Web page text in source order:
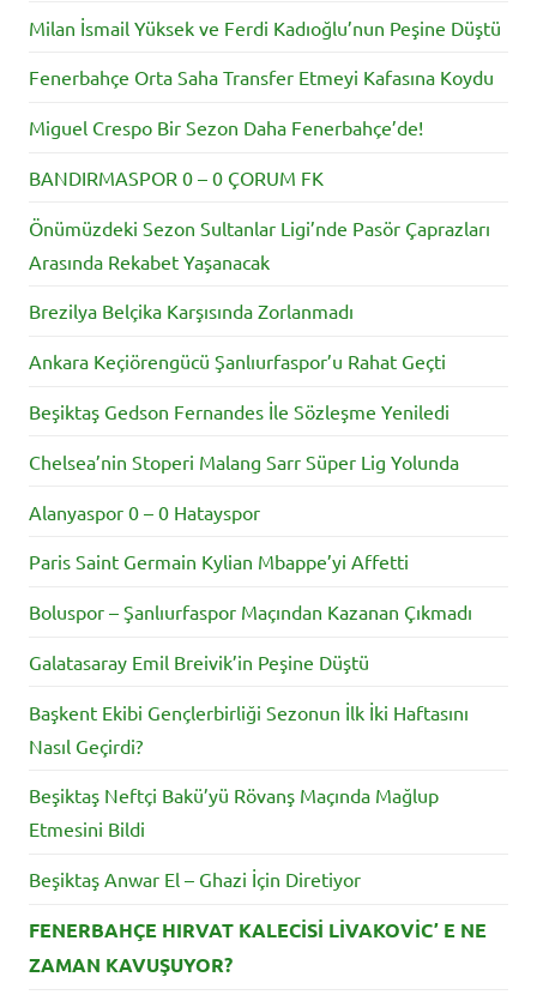
Milan İsmail Yüksek ve Ferdi Kadıoğlu’nun Peşine Düştü
Fenerbahçe Orta Saha Transfer Etmeyi Kafasına Koydu
Miguel Crespo Bir Sezon Daha Fenerbahçe’de!
BANDIRMASPOR 0 – 0 ÇORUM FK
Önümüzdeki Sezon Sultanlar Ligi’nde Pasör Çaprazları
Arasında Rekabet Yaşanacak
Brezilya Belçika Karşısında Zorlanmadı
Ankara Keçiörengücü Şanlıurfaspor’u Rahat Geçti
Beşiktaş Gedson Fernandes İle Sözleşme Yeniledi
Chelsea’nin Stoperi Malang Sarr Süper Lig Yolunda
Alanyaspor 0 – 0 Hatayspor
Paris Saint Germain Kylian Mbappe’yi Affetti
Boluspor – Şanlıurfaspor Maçından Kazanan Çıkmadı
Galatasaray Emil Breivik’in Peşine Düştü
Başkent Ekibi Gençlerbirliği Sezonun İlk İki Haftasını
Nasıl Geçirdi?
Beşiktaş Neftçi Bakü’yü Rövanş Maçında Mağlup
Etmesini Bildi
Beşiktaş Anwar El – Ghazi İçin Diretiyor
FENERBAHÇE HIRVAT KALECİSİ LİVAKOVİC’ E NE
ZAMAN KAVUŞUYOR?